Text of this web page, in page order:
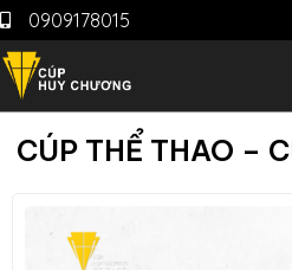
0909178015
CÚP THỂ THAO –